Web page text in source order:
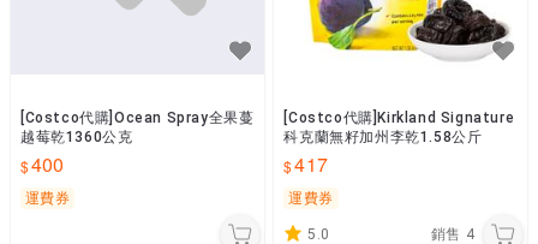
[Costco代購]Ocean Spray全果蔓
越莓乾1360公克
400
運費券
[Costco代購]Kirkland Signature
科克蘭無籽加州李乾1.58公斤
417
運費券
5.0 銷售 4